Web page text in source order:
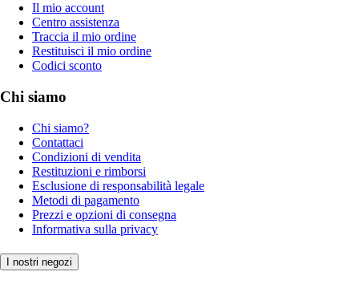
Il mio account
Centro assistenza
Traccia il mio ordine
Restituisci il mio ordine
Codici sconto
Chi siamo
Chi siamo?
Contattaci
Condizioni di vendita
Restituzioni e rimborsi
Esclusione di responsabilità legale
Metodi di pagamento
Prezzi e opzioni di consegna
Informativa sulla privacy
I nostri negozi